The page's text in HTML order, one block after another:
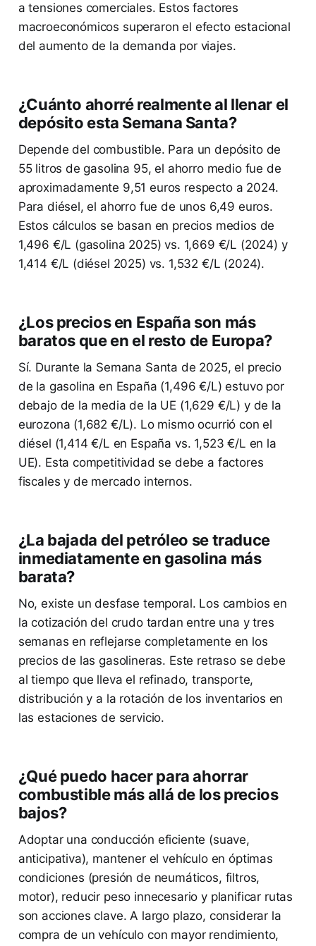
a tensiones comerciales. Estos factores
macroeconómicos superaron el efecto estacional
del aumento de la demanda por viajes.
¿Cuánto ahorré realmente al llenar el
depósito esta Semana Santa?
Depende del combustible. Para un depósito de
55 litros de gasolina 95, el ahorro medio fue de
aproximadamente 9,51 euros respecto a 2024.
Para diésel, el ahorro fue de unos 6,49 euros.
Estos cálculos se basan en precios medios de
1,496 €/L (gasolina 2025) vs. 1,669 €/L (2024) y
1,414 €/L (diésel 2025) vs. 1,532 €/L (2024).
¿Los precios en España son más
baratos que en el resto de Europa?
Sí. Durante la Semana Santa de 2025, el precio
de la gasolina en España (1,496 €/L) estuvo por
debajo de la media de la UE (1,629 €/L) y de la
eurozona (1,682 €/L). Lo mismo ocurrió con el
diésel (1,414 €/L en España vs. 1,523 €/L en la
UE). Esta competitividad se debe a factores
fiscales y de mercado internos.
¿La bajada del petróleo se traduce
inmediatamente en gasolina más
barata?
No, existe un desfase temporal. Los cambios en
la cotización del crudo tardan entre una y tres
semanas en reflejarse completamente en los
precios de las gasolineras. Este retraso se debe
al tiempo que lleva el refinado, transporte,
distribución y a la rotación de los inventarios en
las estaciones de servicio.
¿Qué puedo hacer para ahorrar
combustible más allá de los precios
bajos?
Adoptar una conducción eficiente (suave,
anticipativa), mantener el vehículo en óptimas
condiciones (presión de neumáticos, filtros,
motor), reducir peso innecesario y planificar rutas
son acciones clave. A largo plazo, considerar la
compra de un vehículo con mayor rendimiento,